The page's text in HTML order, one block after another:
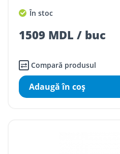
În stoc
1509 MDL / buc
Compară produsul
Adaugă în coş